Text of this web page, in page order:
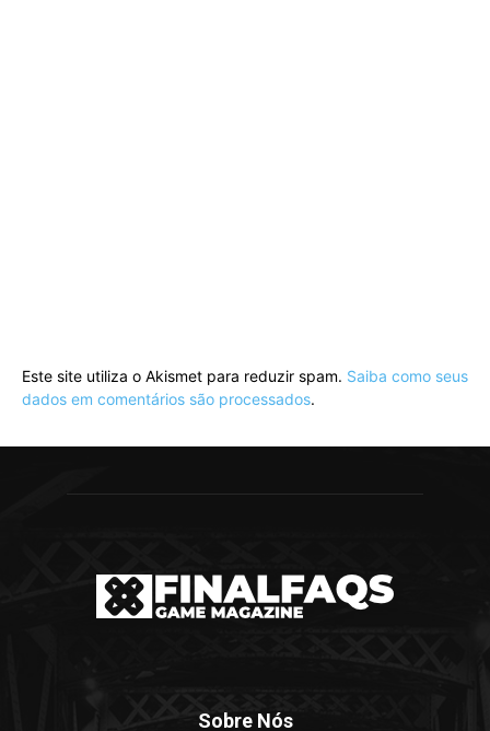
Este site utiliza o Akismet para reduzir spam. Saiba como seus
dados em comentários são processados.
Sobre Nós